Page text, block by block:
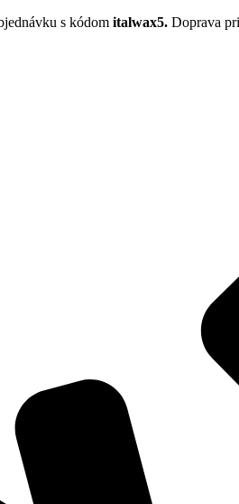
s kódom italwax5. Doprava